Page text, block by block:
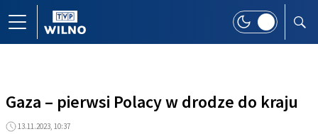
Gaza – pierwsi Polacy w drodze do kraju
13.11.2023, 10:37